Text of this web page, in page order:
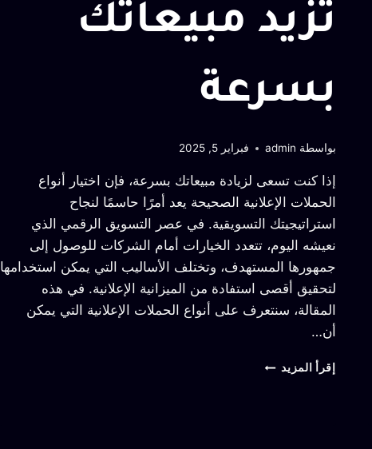
تزيد مبيعاتك
بسرعة
بواسطة admin فبراير 5, 2025
إذا كنت تسعى لزيادة مبيعاتك بسرعة، فإن اختيار أنواع
الحملات الإعلانية الصحيحة يعد أمرًا حاسمًا لنجاح
استراتيجيتك التسويقية. في عصر التسويق الرقمي الذي
نعيشه اليوم، تتعدد الخيارات أمام الشركات للوصول إلى
جمهورها المستهدف، وتختلف الأساليب التي يمكن استخدامها
لتحقيق أقصى استفادة من الميزانية الإعلانية. في هذه
المقالة، سنتعرف على أنواع الحملات الإعلانية التي يمكن
أن…
إقرأ المزيد